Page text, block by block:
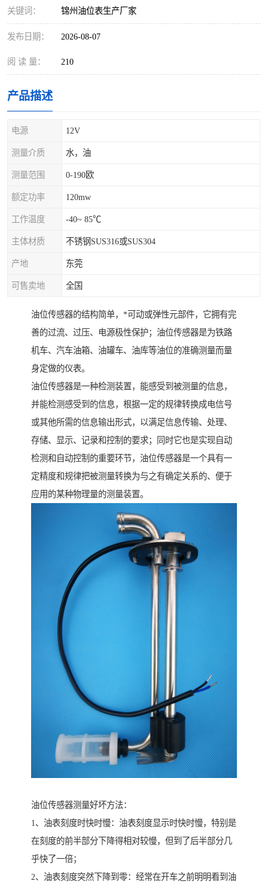
关键词： 锦州油位表生产厂家
发布日期： 2026-08-07
阅 读 量： 210
产品描述
电源 12V
测量介质 水，油
测量范围 0-190欧
额定功率 120mw
工作温度 -40~ 85℃
主体材质 不锈钢SUS316或SUS304
产地 东莞
可售卖地 全国
油位传感器的结构简单，*可动或弹性元部件，它拥有完
善的过流、过压、电源极性保护；油位传感器是为铁路
机车、汽车油箱、油罐车、油库等油位的准确测量而量
身定做的仪表。
油位传感器是一种检测装置，能感受到被测量的信息，
并能检测感受到的信息，根据一定的规律转换成电信号
或其他所需的信息输出形式，以满足信息传输、处理、
存储、显示、记录和控制的要求；同时它也是实现自动
检测和自动控制的重要环节，油位传感器是一个具有一
定精度和规律把被测量转换为与之有确定关系的、便于
应用的某种物理量的测量装置。
油位传感器测量好坏方法：
1、油表刻度时快时慢：油表刻度显示时快时慢，特别是
在刻度的前半部分下降得相对较慢，但到了后半部分几
乎快了一倍；
2、油表刻度突然下降到零：经常在开车之前明明看到油